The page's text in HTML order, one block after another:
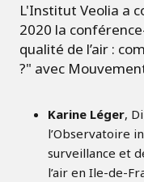
L'Institut Veolia a
2020 la
qualité de l’air :
?" avec
Karine Léger,
l’Observatoire
surveillance et
l’air en Ile-de-